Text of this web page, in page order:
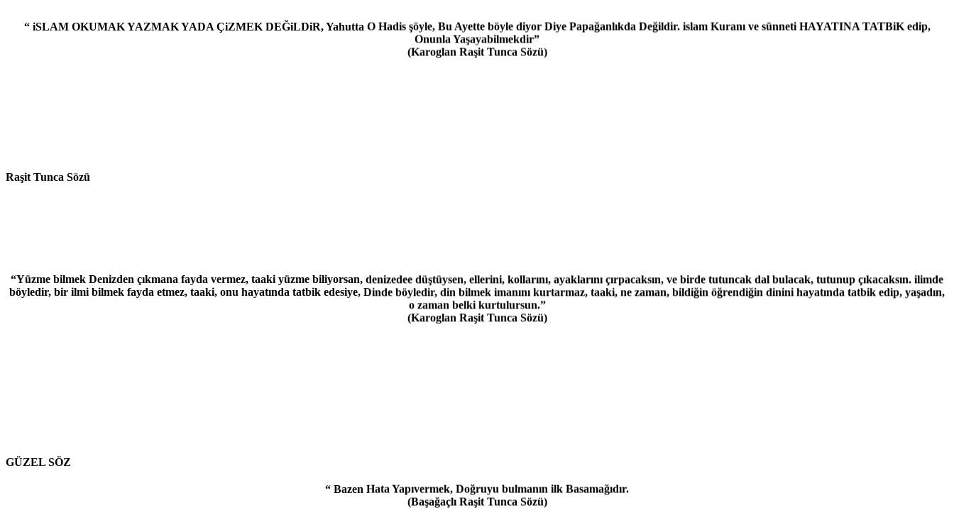
“ iSLAM OKUMAK YAZMAK YADA ÇiZMEK DEĞiLDiR, Yahutta O Hadis şöyle, Bu Ayette böyle diyor Diye Papağanlıkda Değildir. islam Kuranı ve sünneti HAYATINA TATBiK edip,
Onunla Yaşayabilmekdir”
Raşit Tunca Sözü
böyledir, bir ilmi bilmek fayda etmez, taaki, onu hayatında tatbik edesiye, Dinde böyledir, din bilmek imanını kurtarmaz, taaki, ne zaman, bildiğin öğrendiğin dinini hayatında tatbik edip, yaşadın,
o zaman belki kurtulursun.”
(Karoglan Raşit Tunca Sözü)
GÜZEL SÖZ
“ Bazen Hata Yapıvermek, Doğruyu bulmanın ilk Basamağıdır.